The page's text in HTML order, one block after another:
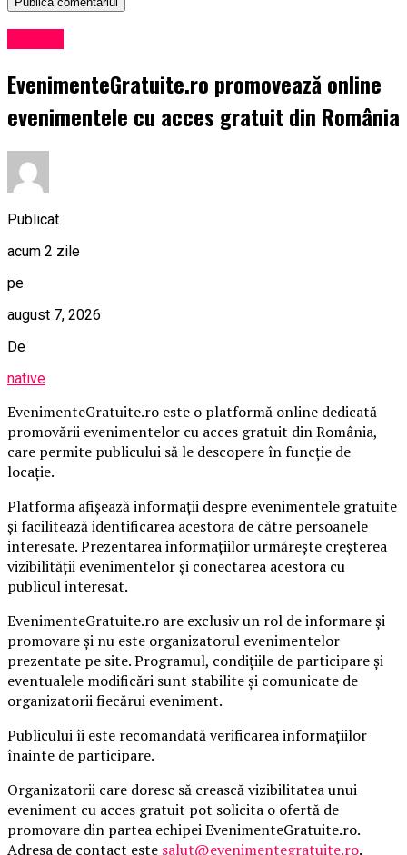
EvenimenteGratuite.ro promovează online
evenimentele cu acces gratuit din România
Publicat
acum 2 zile
pe
august 7, 2026
De
native
EvenimenteGratuite.ro este o platformă online dedicată
promovării evenimentelor cu acces gratuit din România,
care permite publicului să le descopere în funcție de
locație.
Platforma afișează informații despre evenimentele gratuite
și facilitează identificarea acestora de către persoanele
interesate. Prezentarea informațiilor urmărește creșterea
vizibilității evenimentelor și conectarea acestora cu
publicul interesat.
EvenimenteGratuite.ro are exclusiv un rol de informare și
promovare și nu este organizatorul evenimentelor
prezentate pe site. Programul, condițiile de participare și
eventualele modificări sunt stabilite și comunicate de
organizatorii fiecărui eveniment.
Publicului îi este recomandată verificarea informațiilor
înainte de participare.
Organizatorii care doresc să crească vizibilitatea unui
eveniment cu acces gratuit pot solicita o ofertă de
promovare din partea echipei EvenimenteGratuite.ro.
Adresa de contact este salut@evenimentegratuite.ro.